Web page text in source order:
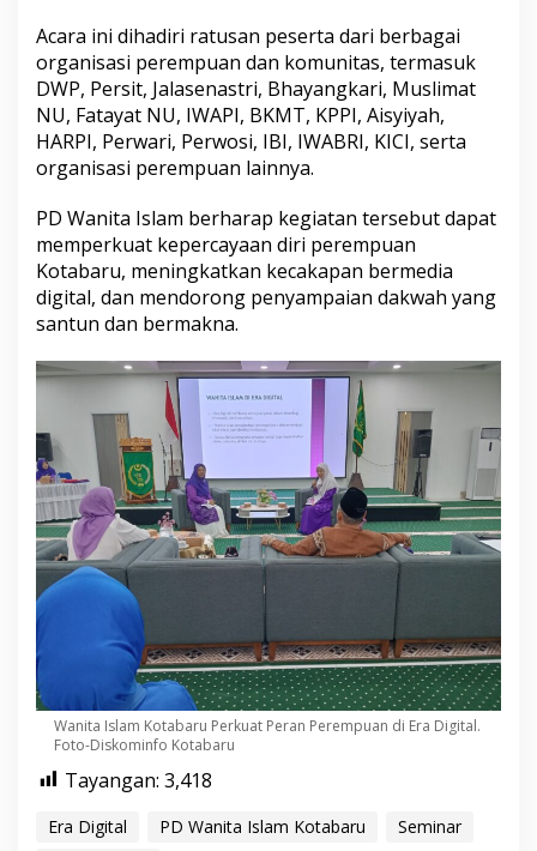
Acara ini dihadiri ratusan peserta dari berbagai
organisasi perempuan dan komunitas, termasuk
DWP, Persit, Jalasenastri, Bhayangkari, Muslimat
NU, Fatayat NU, IWAPI, BKMT, KPPI, Aisyiyah,
HARPI, Perwari, Perwosi, IBI, IWABRI, KICI, serta
organisasi perempuan lainnya.
PD Wanita Islam berharap kegiatan tersebut dapat
memperkuat kepercayaan diri perempuan
Kotabaru, meningkatkan kecakapan bermedia
digital, dan mendorong penyampaian dakwah yang
santun dan bermakna.
Wanita Islam Kotabaru Perkuat Peran Perempuan di Era Digital.
Foto-Diskominfo Kotabaru
Tayangan: 3,418
Era Digital PD Wanita Islam Kotabaru
Seminar